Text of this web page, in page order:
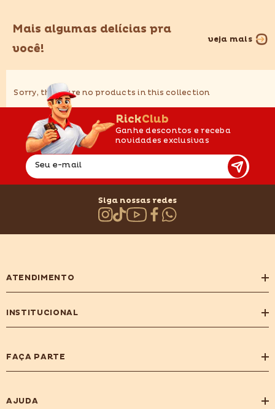
Mais algumas delícias pra
você!
veja mais
Sorry, there are no products in this collection
RickClub
Ganhe descontos e receba
novidades exclusivas
Seu e-mail
Siga nossas redes
ATENDIMENTO
INSTITUCIONAL
FAÇA PARTE
AJUDA